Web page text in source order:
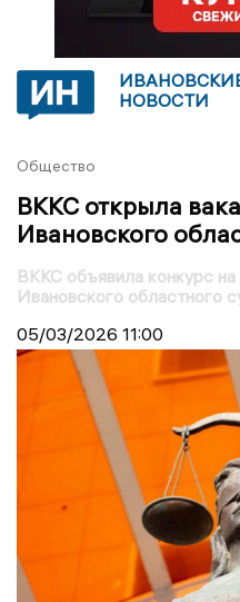
НОВОСТИ
Общество
ВККС открыла
Ивановского
ВККС объявила конкурс
Ивановского областного
05/03/2026 11:00